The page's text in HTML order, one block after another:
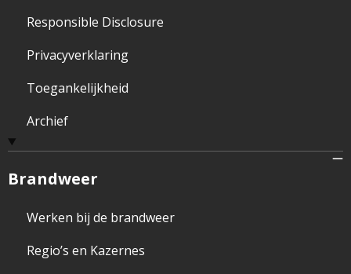
Responsible Disclosure
Privacyverklaring
Toegankelijkheid
Archief
Brandweer
Werken bij de brandweer
Regio’s en Kazernes